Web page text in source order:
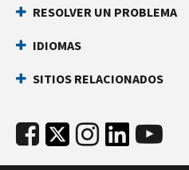
RESOLVER UN PROBLEMA
IDIOMAS
SITIOS RELACIONADOS